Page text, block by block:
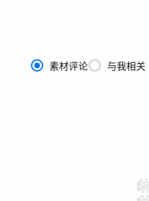
素材评论 与我相关